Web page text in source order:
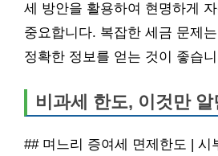
세 방안을 활용하여 현명하게
중요합니다. 복잡한 세금 문제
정확한 정보를 얻는 것이 좋습
비과세 한도, 이것만
## 며느리 증여세 면제한도 | 시